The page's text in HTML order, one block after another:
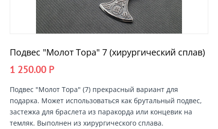
Подвес "Молот Тора" 7 (хирургический сплав)
1 250.00 Р
Подвес "Молот Тора" (7) прекрасный вариант для
подарка. Может использоваться как брутальный подвес,
застежка для браслета из паракорда или концевик на
темляк. Выполнен из хирургического сплава.